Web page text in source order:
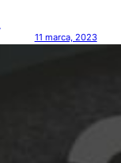
11 marca, 2023